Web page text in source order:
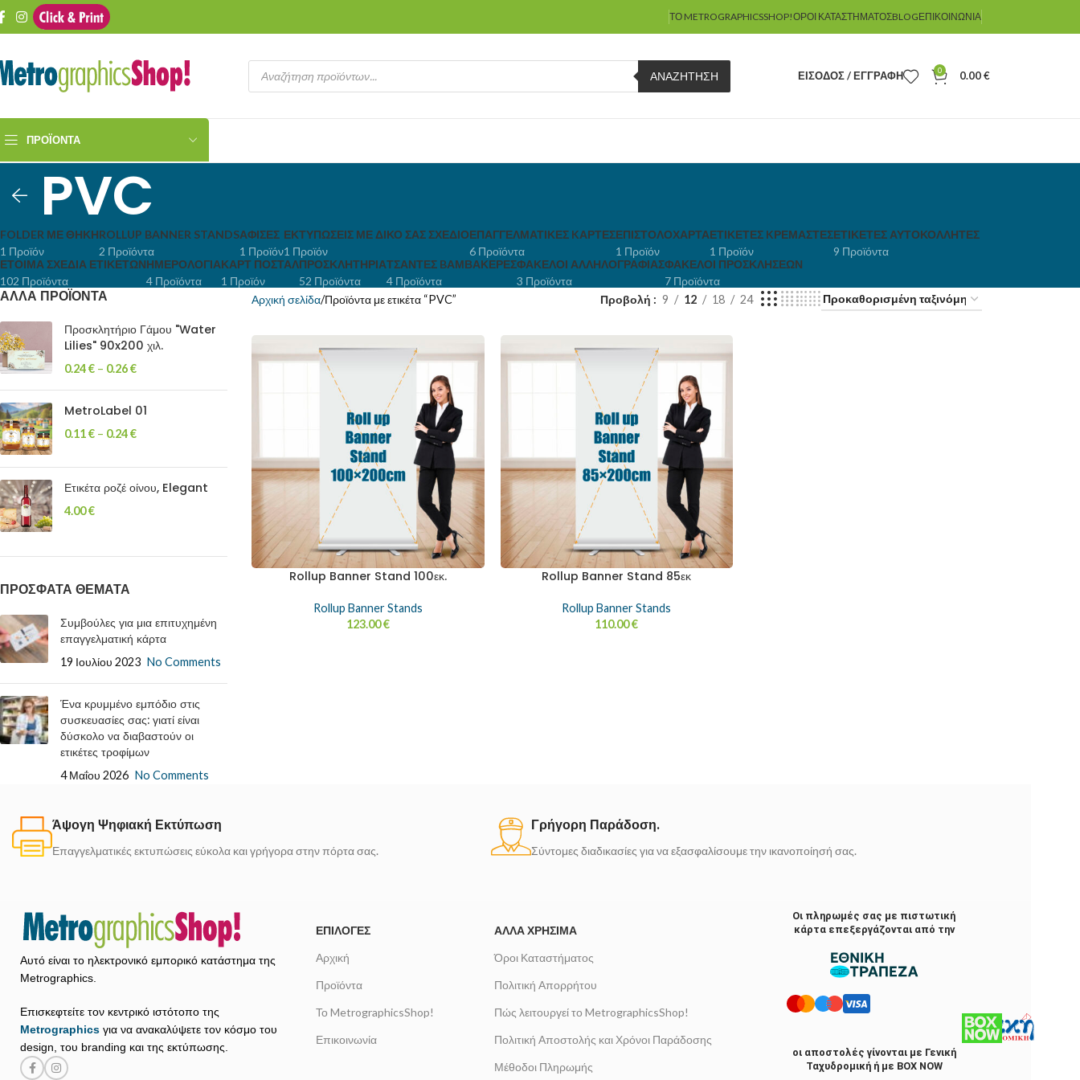
ΤΟ METROGRAPHICSSHOP!ΌΡΟΙ ΚΑΤΑΣΤΉΜΑΤΟΣBLOGΕΠΙΚΟΙΝΩΝΊΑ
ΑΝΑΖΉΤΗΣΗ ΕΊΣΟΔΟΣ / ΕΓΓΡΑΦΉ 0 0.00€
ΠΡΟΪΌΝΤΑ
PVC
FOLDER ΜΕ ΘΉΚΗ
1 Προϊόν
ROLLUP BANNER STANDS
2 Προϊόντα
ΑΦΊΣΕΣ
1 Προϊόν
ΕΚΤΥΠΏΣΕΙΣ ΜΕ ΔΙΚΌ ΣΑΣ ΣΧΈΔΙΟ
1 Προϊόν
ΕΠΑΓΓΕΛΜΑΤΙΚΈΣ KΆΡΤΕΣ
6 Προϊόντα
ΕΠΙΣΤΟΛΌΧΑΡΤΑ
1 Προϊόν
ΕΤΙΚΈΤΕΣ KΡΕΜΑΣΤΈΣ
1 Προϊόν
ΕΤΙΚΈΤΕΣ ΑΥΤΟΚΌΛΛΗΤΕΣ
9 Προϊόντα
ΈΤΟΙΜΑ ΣΧΈΔΙΑ ΕΤΙΚΕΤΏΝ
102 Προϊόντα
ΗΜΕΡΟΛΌΓΙΑ
4 Προϊόντα
ΚΑΡΤ ΠΟΣΤΆΛ
1 Προϊόν
ΠΡΟΣΚΛΗΤΉΡΙΑ
52 Προϊόντα
ΤΣΆΝΤΕΣ BΑΜΒΑΚΕΡΈΣ
4 Προϊόντα
ΦΆΚΕΛΟΙ ΑΛΛΗΛΟΓΡΑΦΊΑΣ
3 Προϊόντα
ΦΆΚΕΛΟΙ ΠΡΟΣΚΛΉΣΕΩΝ
7 Προϊόντα
ΑΛΛΑ ΠΡΟΪΟΝΤΑ
Προσκλητήριο Γάμου "Water
Lilies" 90x200 χιλ.
0.24€ – 0.26€
MetroLabel 01
0.11€ – 0.24€
Ετικέτα ροζέ οίνου, Elegant
4.00€
ΠΡΟΣΦΑΤΑ ΘΕΜΑΤΑ
Συμβούλες για μια επιτυχημένη
επαγγελματική κάρτα
19 Ιουλίου 2023 No Comments
Ένα κρυμμένο εμπόδιο στις
συσκευασίες σας: γιατί είναι
δύσκολο να διαβαστούν οι
ετικέτες τροφίμων
4 Μαΐου 2026 No Comments
Αρχική σελίδα Προϊόντα με ετικέτα “PVC” Προβολή 9 12 18 24
Rollup Banner Stand 100εκ.
Rollup Banner Stands
123.00€
Rollup Banner Stand 85εκ
Rollup Banner Stands
110.00€
Άψογη Ψηφιακή Εκτύπωση
Επαγγελματικές εκτυπώσεις εύκολα και γρήγορα στην πόρτα σας.
Γρήγορη Παράδοση.
Σύντομες διαδικασίες για να εξασφαλίσουμε την ικανοποίησή σας.
Αυτό είναι το ηλεκτρονικό εμπορικό κατάστημα της
Metrographics.
Επισκεφτείτε τον κεντρικό ιστότοπο της
Metrographics για να ανακαλύψετε τον κόσμο του
design, του branding και της εκτύπωσης.
ΕΠΙΛΟΓΈΣ
Αρχική
Προϊόντα
Το MetrographicsShop!
Επικοινωνία
ΆΛΛΑ ΧΡΉΣΙΜΑ
Όροι Καταστήματος
Πολιτική Απορρήτου
Πώς λειτουργεί το MetrographicsShop!
Πολιτική Αποστολής και Χρόνοι Παράδοσης
Μέθοδοι Πληρωμής
Οι πληρωμές σας με πιστωτική
κάρτα επεξεργάζονται από την
οι αποστολές γίνονται με Γενική
Ταχυδρομική ή με BOX NOW